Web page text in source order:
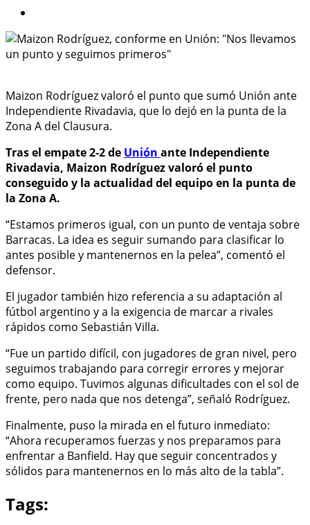
Maizon Rodríguez valoró el punto que sumó Unión ante
Independiente Rivadavia, que lo dejó en la punta de la
Zona A del Clausura.
Tras el empate 2-2 de Unión ante Independiente
Rivadavia, Maizon Rodríguez valoró el punto
conseguido y la actualidad del equipo en la punta de
la Zona A.
“Estamos primeros igual, con un punto de ventaja sobre
Barracas. La idea es seguir sumando para clasificar lo
antes posible y mantenernos en la pelea”, comentó el
defensor.
El jugador también hizo referencia a su adaptación al
fútbol argentino y a la exigencia de marcar a rivales
rápidos como Sebastián Villa.
“Fue un partido difícil, con jugadores de gran nivel, pero
seguimos trabajando para corregir errores y mejorar
como equipo. Tuvimos algunas dificultades con el sol de
frente, pero nada que nos detenga”, señaló Rodríguez.
Finalmente, puso la mirada en el futuro inmediato:
“Ahora recuperamos fuerzas y nos preparamos para
enfrentar a Banfield. Hay que seguir concentrados y
sólidos para mantenernos en lo más alto de la tabla”.
Tags: